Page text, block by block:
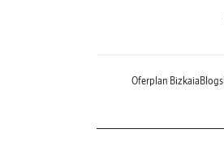
Oferplan Bizkaia Blogs